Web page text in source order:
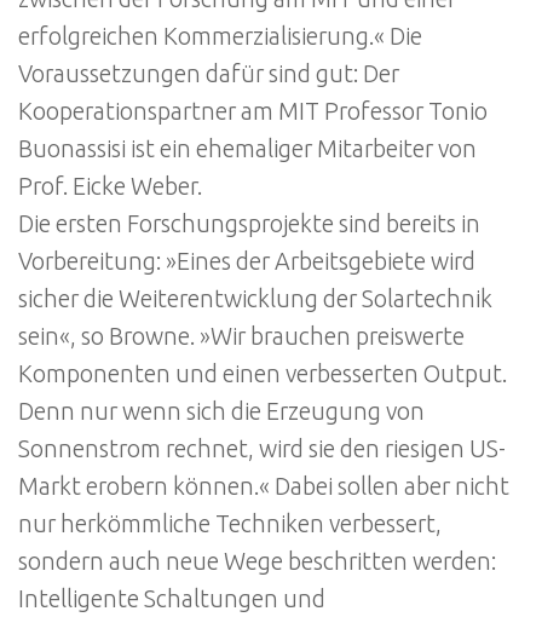
erfolgreichen Kommerzialisierung.« Die
Voraussetzungen dafür sind gut: Der
Kooperationspartner am MIT Professor Tonio
Buonassisi ist ein ehemaliger Mitarbeiter von
Prof. Eicke Weber.
Die ersten Forschungsprojekte sind bereits in
Vorbereitung: »Eines der Arbeitsgebiete wird
sicher die Weiterentwicklung der Solartechnik
sein«, so Browne. »Wir brauchen preiswerte
Komponenten und einen verbesserten Output.
Denn nur wenn sich die Erzeugung von
Sonnenstrom rechnet, wird sie den riesigen US-
Markt erobern können.« Dabei sollen aber nicht
nur herkömmliche Techniken verbessert,
sondern auch neue Wege beschritten werden:
Intelligente Schaltungen und